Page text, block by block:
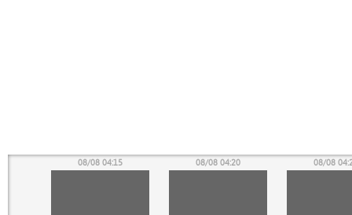
08/08 04:15 08/08 04:20 08/08